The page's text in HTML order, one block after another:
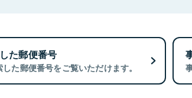
た郵便番号
た郵便番号をご覧いただけます。